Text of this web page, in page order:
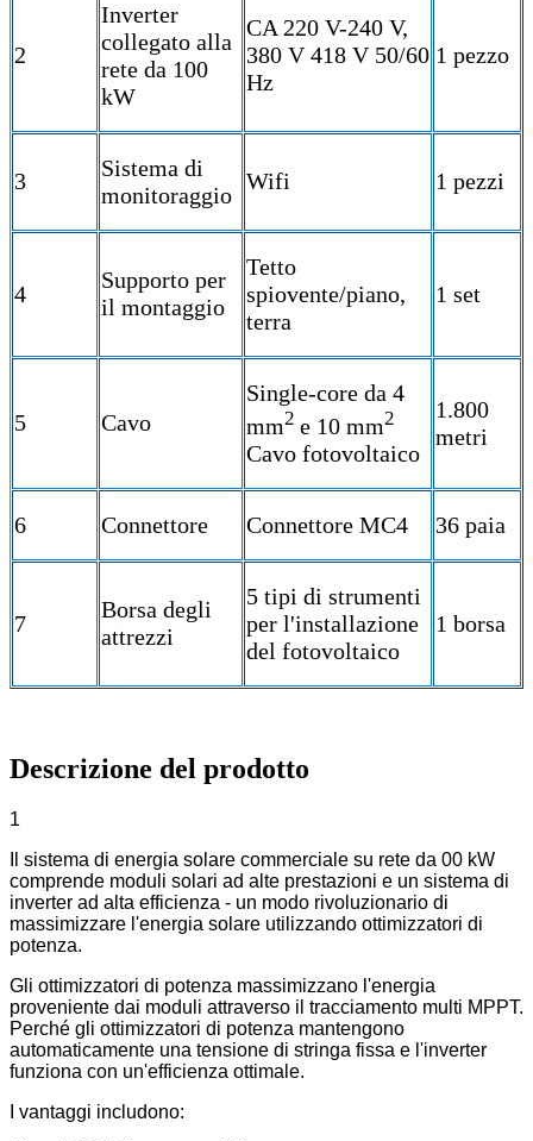
2
Inverter
collegato alla
rete da 100
kW
CA 220 V-240 V,
380 V 418 V 50/60
Hz
1 pezzo
3
Sistema di
monitoraggio
Wifi 1 pezzi
4
Supporto per
il montaggio
Tetto
spiovente/piano,
terra
1 set
5 Cavo
Single-core da 4
mm2 e 10 mm2
Cavo fotovoltaico
1.800
metri
6 Connettore Connettore MC4 36 paia
7
Borsa degli
attrezzi
5 tipi di strumenti
per l'installazione
del fotovoltaico
1 borsa
Descrizione del prodotto
1
Il sistema di energia solare commerciale su rete da 00 kW
comprende moduli solari ad alte prestazioni e un sistema di
inverter ad alta efficienza - un modo rivoluzionario di
massimizzare l'energia solare utilizzando ottimizzatori di
potenza.
Gli ottimizzatori di potenza massimizzano l'energia
proveniente dai moduli attraverso il tracciamento multi MPPT.
Perché gli ottimizzatori di potenza mantengono
automaticamente una tensione di stringa fissa e l'inverter
funziona con un'efficienza ottimale.
I vantaggi includono: